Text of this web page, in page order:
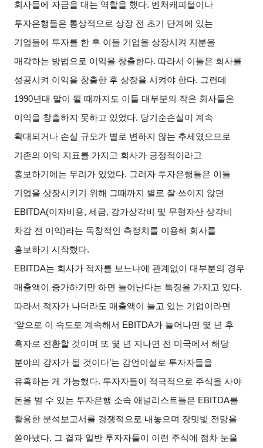
회사들에 자금을 대는 역할을 했다. 벤처캐피털이나
투자은행들은 통상적으로 상장 전 초기 단계에 있는
기업들에 투자를 한 후 이들 기업을 상장시켜 지분을
매각하는 방법으로 이익을 창출한다. 따라서 이들은 회사를
성공시켜 이익을 창출한 후 상장을 시켜야 한다. 그런데
1990년대 말이 될 때까지도 이들 대부분의 작은 회사들은
이익을 창출하지 못하고 있었다. 당기순손실이 계속
확대되거나 손실 규모가 별로 변하지 않는 추세였으므로
기존의 이익 지표를 가지고 회사가 긍정적이라고
홍보하기에는 무리가 있었다. 그러자 투자은행들은 이들
기업을 상장시키기 위해 그때까지 별로 잘 쓰이지 않던
EBITDA(이자비용,세금, 감가상각비 및 무형자산 상각비
차감 전 이익)라는 독창적인 측정치를 이용해 회사를
홍보하기 시작했다.
EBITDA는 회사가 적자를 보느냐에 관계없이 대부분의 경우
매출액이 증가하기만 하면 늘어난다는 특징을 가지고 있다.
따라서 적자가 나더라도 매출액이 늘고 있는 기업이라면
‘앞으로 이 속도로 계속해서 EBITDA가 늘어나면 몇 년 후
흑자로 전환할 것이며 또 몇 년 지나면 전 미국에서 해당
분야의 강자가 될 것이다’는 감언이설로 투자자들을
유혹하는 게 가능했다. 투자자들이 적극적으로 주식을 사야
돈을 벌 수 있는 투자은행 소속 애널리스트들은 EBITDA를
활용한 분석보고서를 경쟁적으로 내놓으며 장밋빛 전망을
쏟아냈다. 그 결과 일반 투자자들이 이런 주식에 점차 눈을